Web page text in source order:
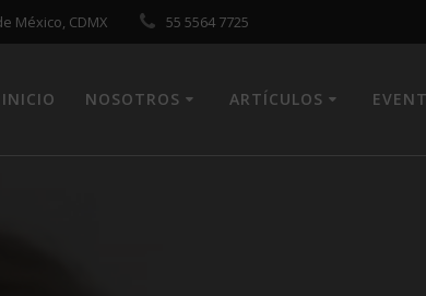
México, CDMX 55 5564 7725
INICIO NOSOTROS ARTÍCULOS